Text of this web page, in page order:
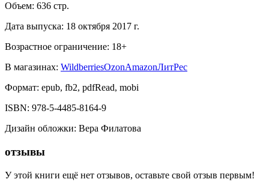
Объем: 636 стр.
Дата выпуска: 18 октября 2017 г.
Возрастное ограничение: 18+
В магазинах: WildberriesOzonAmazonЛитРес
Формат: epub, fb2, pdfRead, mobi
ISBN: 978-5-4485-8164-9
Дизайн обложки: Вера Филатова
отзывы
У этой книги ещё нет отзывов, оставьте свой отзыв первым!